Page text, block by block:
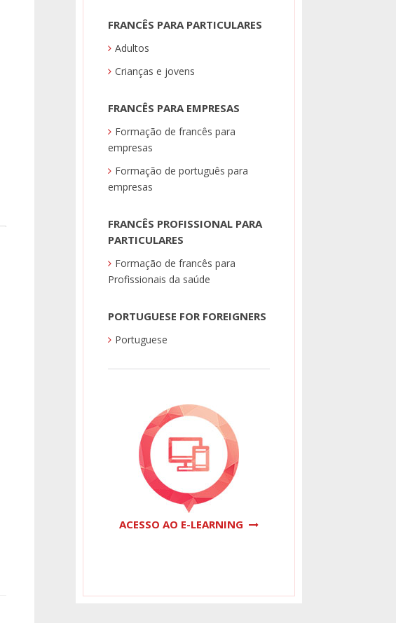
FRANCÊS PARA PARTICULARES
Adultos
Crianças e jovens
FRANCÊS PARA EMPRESAS
Formação de francês para
empresas
Formação de português para
empresas
FRANCÊS PROFISSIONAL PARA
PARTICULARES
Formação de francês para
Profissionais da saúde
PORTUGUESE FOR FOREIGNERS
Portuguese
ACESSO AO E-LEARNING